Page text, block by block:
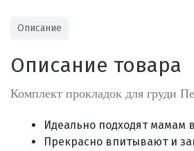
Отправляем во все регионы России
доставка, Почта РФ или любой другой
Через СБП при получении (для
Екатеринбурга и близлежащих
городов)
Оплата по счету для
Описание
Описание товара
Комплект прокладок для груди
Идеально подходят мамам
Прекрасно впитывают и